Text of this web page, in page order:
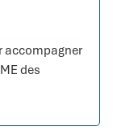
accompagner
des